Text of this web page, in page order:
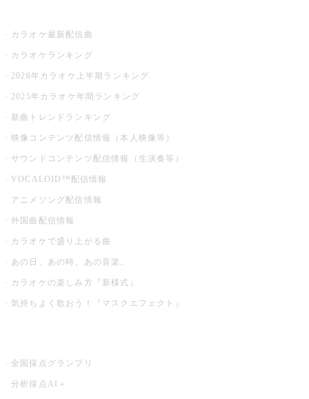
カラオケ最新配信曲
カラオケランキング
2026年カラオケ上半期ランキング
2025年カラオケ年間ランキング
新曲トレンドランキング
映像コンテンツ配信情報（本人映像等）
サウンドコンテンツ配信情報（生演奏等）
VOCALOID™配信情報
アニメソング配信情報
外国曲配信情報
カラオケで盛り上がる曲
あの日、あの時、あの音楽。
カラオケの楽しみ方『新様式』
気持ちよく歌おう！『マスクエフェクト』
全国採点グランプリ
分析採点AI＋